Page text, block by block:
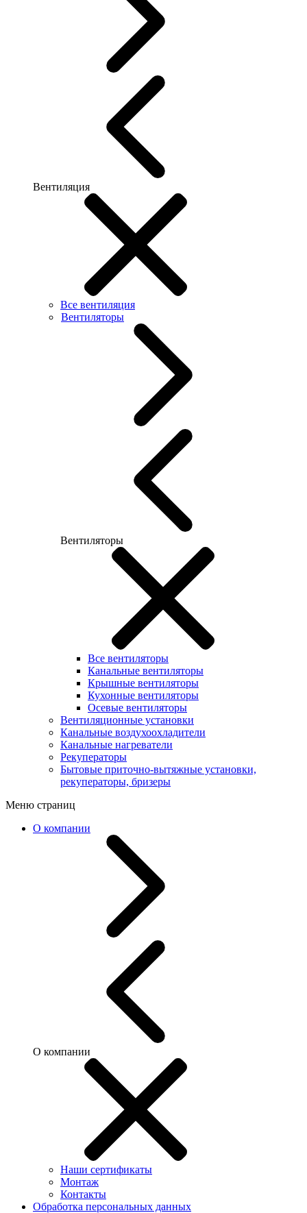
Вентиляция
Все вентиляция
Вентиляторы
Вентиляторы
Все вентиляторы
Канальные вентиляторы
Крышные вентиляторы
Кухонные вентиляторы
Осевые вентиляторы
Вентиляционные установки
Канальные воздухоохладители
Канальные нагреватели
Рекуператоры
Бытовые приточно-вытяжные установки,
рекуператоры, бризеры
Меню страниц
О компании
О компании
Наши сертификаты
Монтаж
Контакты
Обработка персональных данных